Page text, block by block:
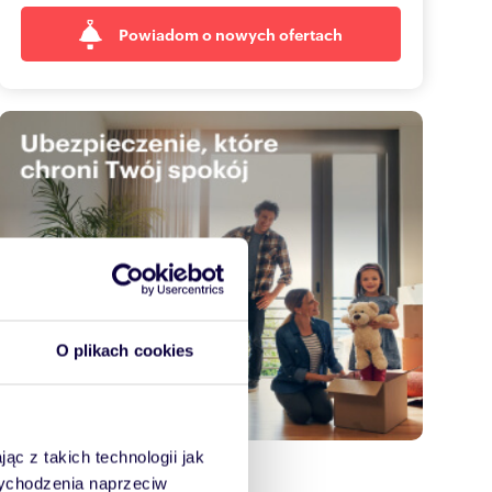
O plikach cookies
z takich technologii jak
naprzeciw
Powiadom o nowych ofertach